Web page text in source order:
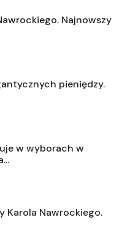
Najnowszy
pieniędzy.
w wyborach w
Karola Nawrockiego.